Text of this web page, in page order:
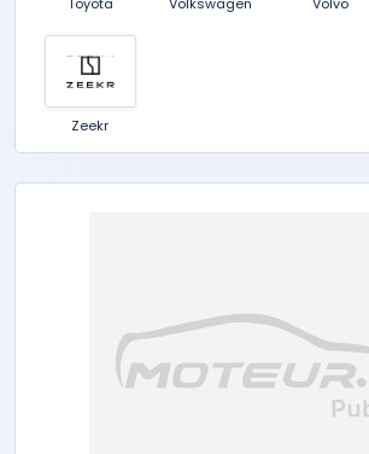
Zeekr